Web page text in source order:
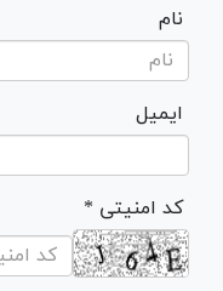
نام
ایمیل
* کد امنیتی